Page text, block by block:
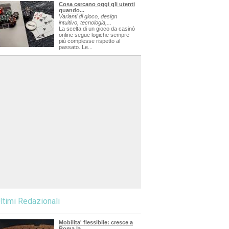
Cosa cercano oggi gli utenti
quando...
Varianti di gioco, design
intuitivo, tecnologia,...
La scelta di un gioco da casinò
online segue logiche sempre
più complesse rispetto al
passato. Le...
Redazionali
Mobilita' flessibile: cresce a